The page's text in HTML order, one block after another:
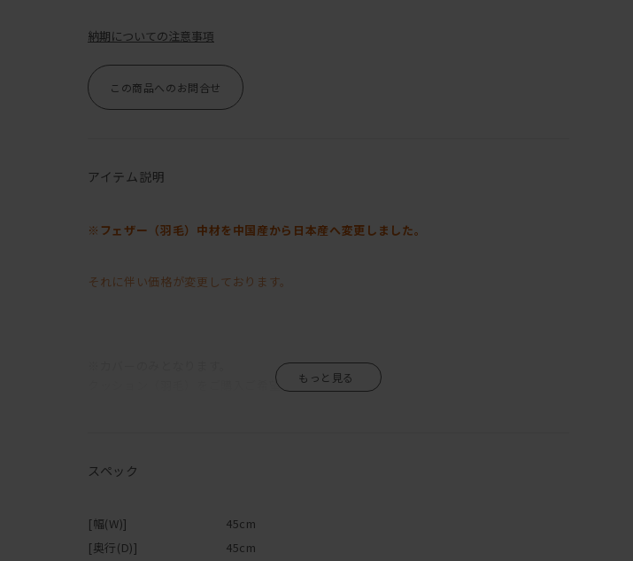
納期についての注意事項
この商品へのお問合せ
アイテム説明
※フェザー（羽毛）中材を中国産から日本産へ変更しました。
それに伴い価格が変更しております。
クッション（羽毛）をご購入ご希望の場合は
張地72種類から選べます！
必ず自分の求めている色味・生地が見つかるはず◎
素材の持つ優しい風合いを活かしたクッション。
温かみのある落ち着いたお部屋を演出します。
スペック
[幅(W)]
45cm
[奥行(D)]
45cm